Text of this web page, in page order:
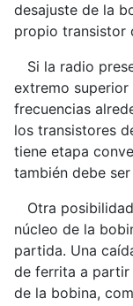
desajuste de la
propio transistor
Si la radio
extremo superior
frecuencias
los transistores
tiene etapa
también debe
Otra
núcleo de la
partida. Una
de ferrita a
de la bobina,